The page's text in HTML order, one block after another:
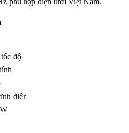
độ
điện